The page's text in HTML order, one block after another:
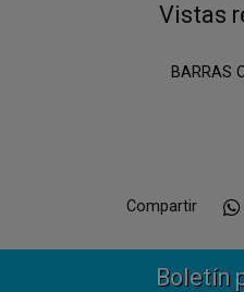
Vistas
BARRAS
Compartir
Boletín